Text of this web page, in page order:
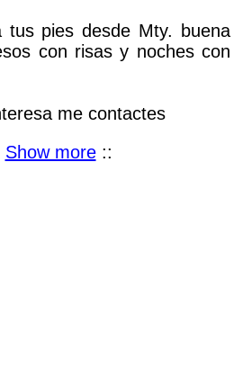
tus pies desde Mty. buena
con risas y noches con
me contactes
Show more::